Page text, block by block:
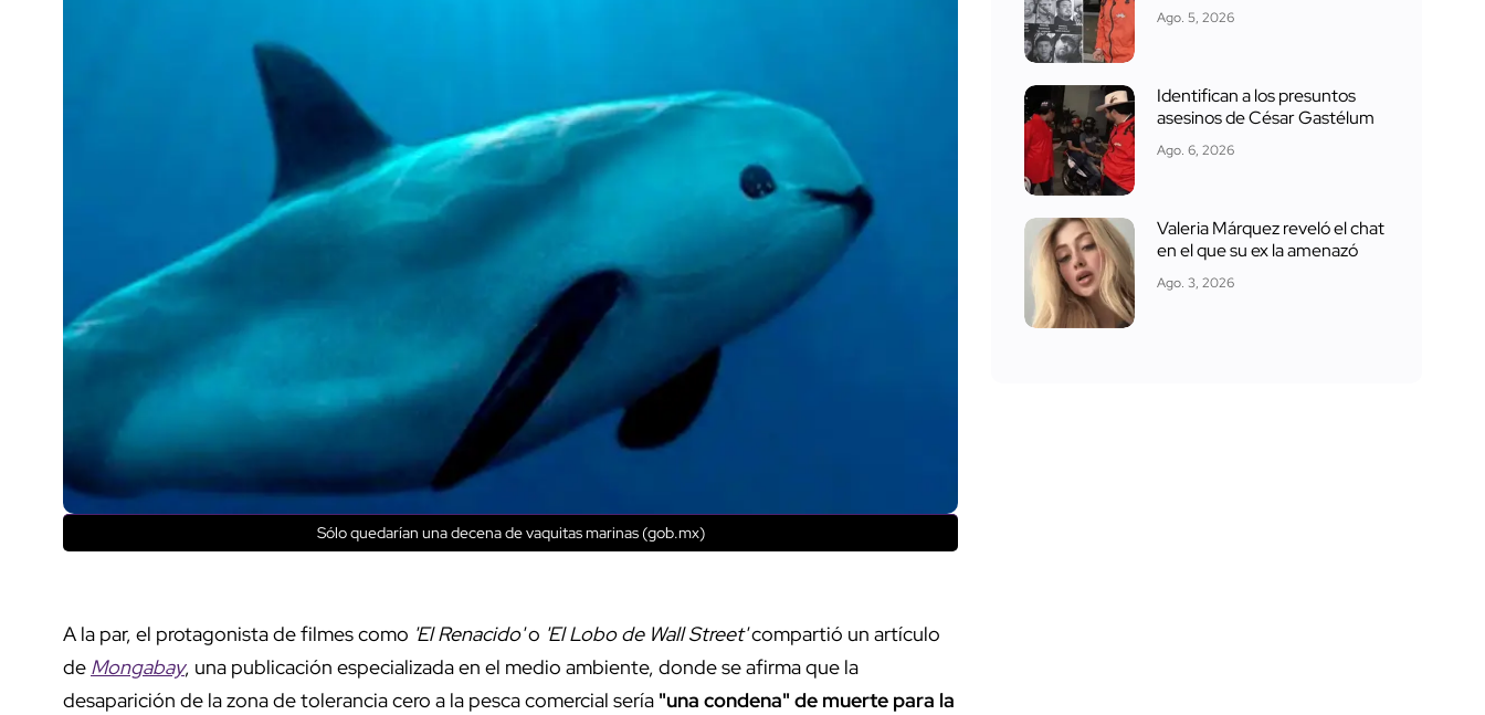
Sólo quedarían una decena de vaquitas marinas (gob.mx)
A la par, el protagonista de filmes como 'El Renacido'o 'El Lobo de Wall Street'compartió un artículo
de Mongabay, una publicación especializada en el medio ambiente, donde se afirma que la
desaparición de la zona de tolerancia cero a la pesca comercial sería "una condena" de muerte para la
Ago. 5, 2026
Identifican a los presuntos
asesinos de César Gastélum
Ago. 6, 2026
Valeria Márquez reveló el chat
en el que su ex la amenazó
Ago. 3, 2026